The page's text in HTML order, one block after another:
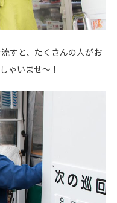
すと、たくさんの人がお
ゃいませ～！